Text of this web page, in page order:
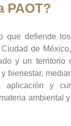
PAOT?
que defiende
de
y un territorio
bienestar,
aplicación y
ambiental